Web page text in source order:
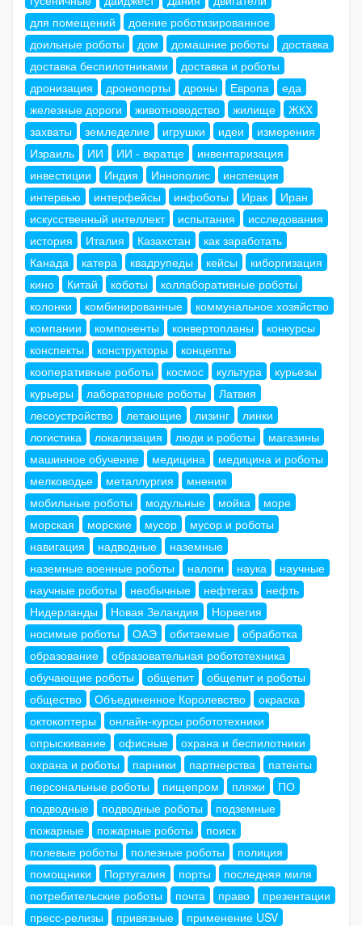
для помещений
доение роботизированное
доильные роботы
дом домашние роботы
доставка
доставка беспилотниками
доставка и роботы
дронизация
дронопорты дроны Европа
еда
железные дороги
животноводство жилище
ЖКХ
захваты
земледелие игрушки идеи
измерения
Израиль
ИИ ИИ - вкратце
инвентаризация
инвестиции
Индия Иннополис
инспекция
интервью
интерфейсы инфоботы Ирак
Иран
искусственный интеллект
испытания
исследования
история
Италия Казахстан
как заработать
Канада
катера квадрупеды кейсы
киборгизация
кино
Китай коботы
коллаборативные роботы
колонки
комбинированные
коммунальное хозяйство
компании
компоненты конвертопланы
конкурсы
конспекты
конструкторы
концепты
кооперативные роботы
космос культура
курьезы
курьеры
лабораторные роботы
Латвия
лесоустройство
летающие лизинг
линки
логистика
локализация люди и роботы
магазины
машинное обучение
медицина
медицина и роботы
мелководье
металлургия
мнения
мобильные роботы
модульные мойка
море
морская
морские мусор
мусор и роботы
навигация
надводные
наземные
наземные военные роботы
налоги наука
научные
научные роботы
необычные нефтегаз
нефть
Нидерланды
Новая Зеландия
Норвегия
носимые роботы
ОАЭ обитаемые
обработка
образование
образовательная робототехника
обучающие роботы
общепит
общепит и роботы
общество
Объединенное Королевство
окраска
октокоптеры
онлайн-курсы робототехники
опрыскивание
офисные
охрана и беспилотники
охрана и роботы
парники партнерства
патенты
персональные роботы
пищепром пляжи
ПО
подводные
подводные роботы
подземные
пожарные
пожарные роботы
поиск
полевые роботы
полезные роботы
полиция
помощники
Португалия порты
последняя миля
потребительские роботы
почта право
презентации
пресс-релизы
привязные
применение USV